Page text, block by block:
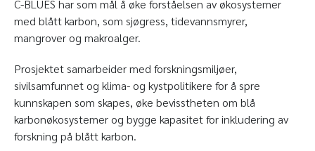
C-BLUES har som mål å øke forståelsen av økosystemer
med blått karbon, som sjøgress, tidevannsmyrer,
mangrover og makroalger.
Prosjektet samarbeider med forskningsmiljøer,
sivilsamfunnet og klima- og kystpolitikere for å spre
kunnskapen som skapes, øke bevisstheten om blå
karbonøkosystemer og bygge kapasitet for inkludering av
forskning på blått karbon.